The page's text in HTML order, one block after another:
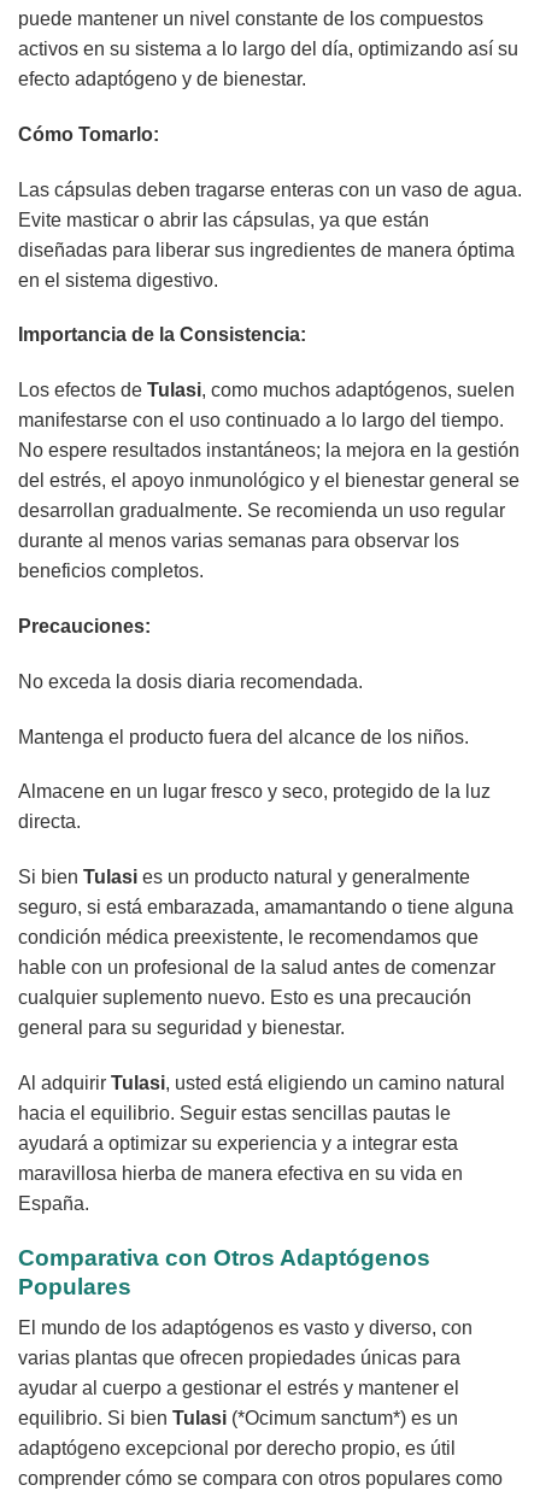
puede mantener un nivel constante de los compuestos
activos en su sistema a lo largo del día, optimizando así su
efecto adaptógeno y de bienestar.
Cómo Tomarlo:
Las cápsulas deben tragarse enteras con un vaso de agua.
Evite masticar o abrir las cápsulas, ya que están
diseñadas para liberar sus ingredientes de manera óptima
en el sistema digestivo.
Importancia de la Consistencia:
Los efectos de Tulasi, como muchos adaptógenos, suelen
manifestarse con el uso continuado a lo largo del tiempo.
No espere resultados instantáneos; la mejora en la gestión
del estrés, el apoyo inmunológico y el bienestar general se
desarrollan gradualmente. Se recomienda un uso regular
durante al menos varias semanas para observar los
beneficios completos.
Precauciones:
No exceda la dosis diaria recomendada.
Mantenga el producto fuera del alcance de los niños.
Almacene en un lugar fresco y seco, protegido de la luz
directa.
Si bien Tulasi es un producto natural y generalmente
seguro, si está embarazada, amamantando o tiene alguna
condición médica preexistente, le recomendamos que
hable con un profesional de la salud antes de comenzar
cualquier suplemento nuevo. Esto es una precaución
general para su seguridad y bienestar.
Al adquirir Tulasi, usted está eligiendo un camino natural
hacia el equilibrio. Seguir estas sencillas pautas le
ayudará a optimizar su experiencia y a integrar esta
maravillosa hierba de manera efectiva en su vida en
España.
Comparativa con Otros Adaptógenos
Populares
El mundo de los adaptógenos es vasto y diverso, con
varias plantas que ofrecen propiedades únicas para
ayudar al cuerpo a gestionar el estrés y mantener el
equilibrio. Si bien Tulasi (*Ocimum sanctum*) es un
adaptógeno excepcional por derecho propio, es útil
comprender cómo se compara con otros populares como